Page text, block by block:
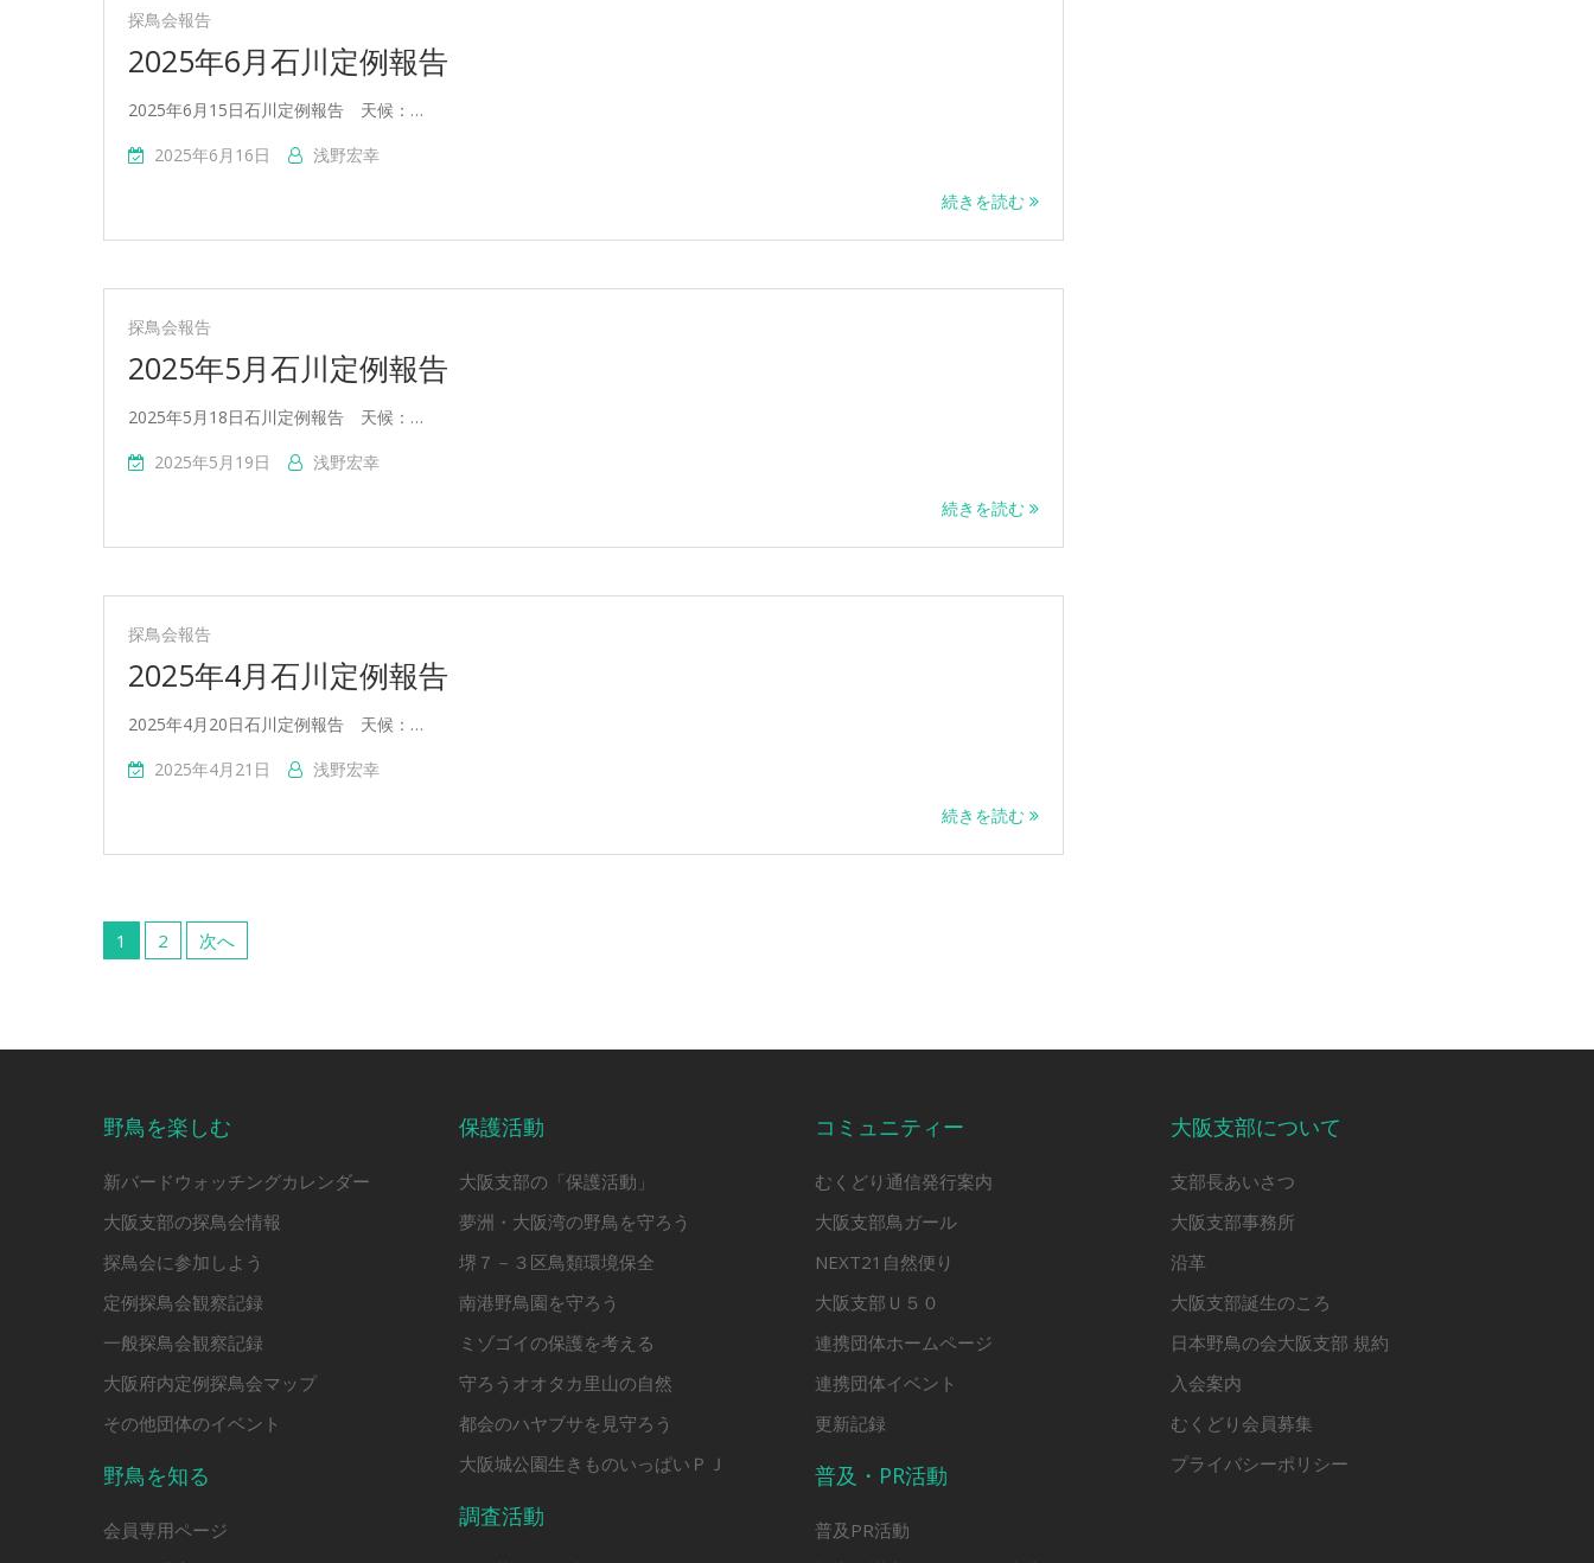
探鳥会報告
2025年6月石川定例報告
2025年6月15日石川定例報告 天候：…
2025年6月16日
浅野宏幸
続きを読む
探鳥会報告
2025年5月石川定例報告
2025年5月18日石川定例報告 天候：…
2025年5月19日
浅野宏幸
続きを読む
探鳥会報告
2025年4月石川定例報告
2025年4月20日石川定例報告 天候：…
2025年4月21日
浅野宏幸
続きを読む
投
稿
の
ジ
り
1 2 次へ
野鳥を楽しむ
新バードウォッチングカレンダー
大阪支部の探鳥会情報
探鳥会に参加しよう
定例探鳥会観察記録
一般探鳥会観察記録
大阪府内定例探鳥会マップ
その他団体のイベント
野鳥を知る
会員専用ページ
保護活動
大阪支部の「保護活動」
夢洲・大阪湾の野鳥を守ろう
堺７－３区鳥類環境保全
南港野鳥園を守ろう
ミゾゴイの保護を考える
守ろうオオタカ里山の自然
都会のハヤブサを見守ろう
大阪城公園生きものいっぱいＰＪ
調査活動
コミュニティー
むくどり通信発行案内
大阪支部鳥ガール
NEXT21自然便り
大阪支部Ｕ５０
連携団体ホームページ
連携団体イベント
更新記録
普及・PR活動
普及PR活動
大阪支部について
支部長あいさつ
大阪支部事務所
沿革
大阪支部誕生のころ
日本野鳥の会大阪支部 規約
入会案内
むくどり会員募集
プライバシーポリシー